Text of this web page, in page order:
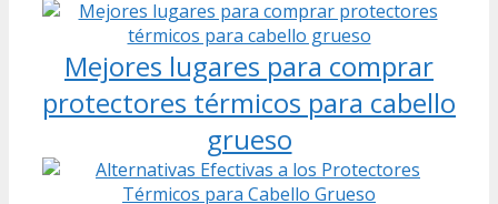
Mejores lugares para comprar
protectores térmicos para cabello
grueso